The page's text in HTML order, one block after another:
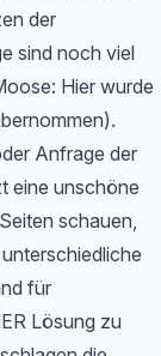
der
sind noch viel
Hier wurde
Anfrage der
eine unschöne
schauen,
für
Lösung zu